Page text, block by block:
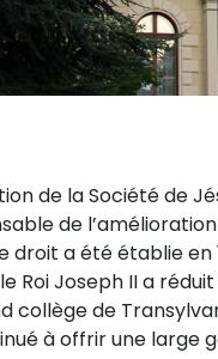
de la Société de
de
droit a été établie en
Roi Joseph II a
collège de
à offrir une large